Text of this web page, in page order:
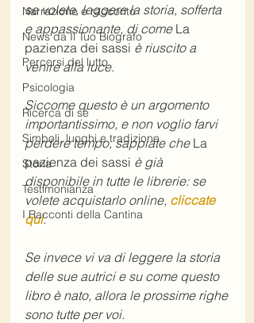
Narrazione e racconto
News da Il Tuo Biografo
Percorsi del lutto
Psicologia
Ricerca di sé
Simboli, luoghi e tradizione
Storia
Testimonianza
I Racconti della Cantina
se volete, leggere la storia, sofferta
e appassionante, di come La
pazienza dei sassi è riuscito a
venire alla luce.
Siccome questo è un argomento
importantissimo, e non voglio farvi
perdere tempo, sappiate che La
pazienza dei sassi è già
disponibile in tutte le librerie: se
volete acquistarlo online, cliccate
qui.
Se invece vi va di leggere la storia
delle sue autrici e su come questo
libro è nato, allora le prossime righe
sono tutte per voi.